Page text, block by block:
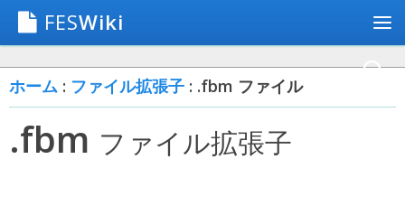
FESWiki
ホーム : ファイル拡張子 : .fbm ファイル
.fbm ファイル拡張子